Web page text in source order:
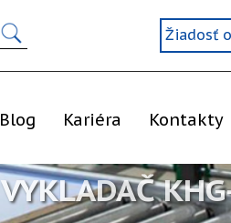
Žiadosť
Blog Kariéra Kontakty